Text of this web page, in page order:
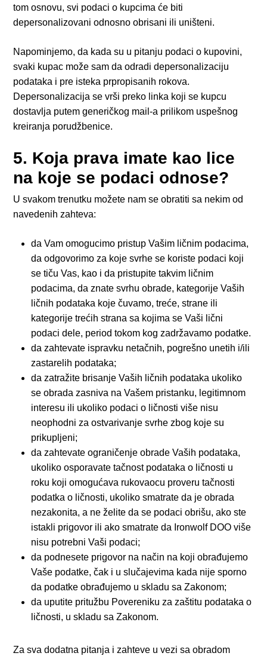
tom osnovu, svi podaci o kupcima će biti
depersonalizovani odnosno obrisani ili uništeni.
Napominjemo, da kada su u pitanju podaci o kupovini,
svaki kupac može sam da odradi depersonalizaciju
podataka i pre isteka prpropisanih rokova.
Depersonalizacija se vrši preko linka koji se kupcu
dostavlja putem generičkog mail-a prilikom uspešnog
kreiranja porudžbenice.
5. Koja prava imate kao lice
na koje se podaci odnose?
U svakom trenutku možete nam se obratiti sa nekim od
navedenih zahteva:
da Vam omogucimo pristup Vašim ličnim podacima,
da odgovorimo za koje svrhe se koriste podaci koji
se tiču Vas, kao i da pristupite takvim ličnim
podacima, da znate svrhu obrade, kategorije Vaših
ličnih podataka koje čuvamo, treće, strane ili
kategorije trećih strana sa kojima se Vaši lični
podaci dele, period tokom kog zadržavamo podatke.
da zahtevate ispravku netačnih, pogrešno unetih i/ili
zastarelih podataka;
da zatražite brisanje Vaših ličnih podataka ukoliko
se obrada zasniva na Vašem pristanku, legitimnom
interesu ili ukoliko podaci o ličnosti više nisu
neophodni za ostvarivanje svrhe zbog koje su
prikupljeni;
da zahtevate ograničenje obrade Vaših podataka,
ukoliko osporavate tačnost podataka o ličnosti u
roku koji omogućava rukovaocu proveru tačnosti
podatka o ličnosti, ukoliko smatrate da je obrada
nezakonita, a ne želite da se podaci obrišu, ako ste
istakli prigovor ili ako smatrate da Ironwolf DOO više
nisu potrebni Vaši podaci;
da podnesete prigovor na način na koji obrađujemo
Vaše podatke, čak i u slučajevima kada nije sporno
da podatke obrađujemo u skladu sa Zakonom;
da uputite pritužbu Povereniku za zaštitu podataka o
ličnosti, u skladu sa Zakonom.
Za sva dodatna pitanja i zahteve u vezi sa obradom